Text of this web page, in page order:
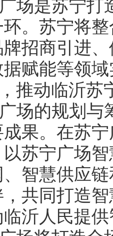
是苏宁打
。苏宁将
招商引进
赋能等领
推动临沂
的规划与
果。在苏
苏宁广场
智慧供应
共同打造
沂人民提